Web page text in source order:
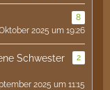
8
2025 um 19:26
Schwester
2
2025 um 11:15